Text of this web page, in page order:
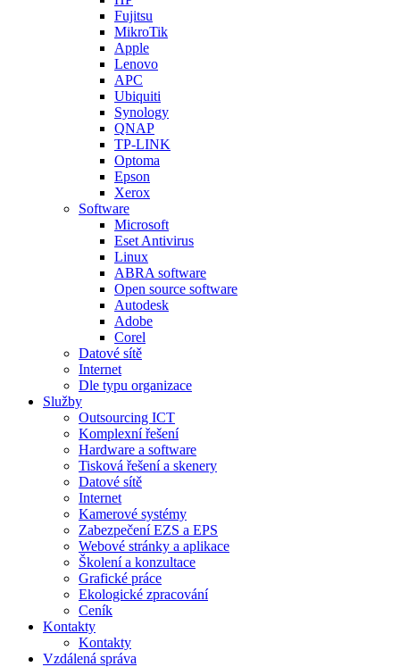
Fujitsu
MikroTik
Apple
Lenovo
APC
Ubiquiti
Synology
QNAP
TP-LINK
Optoma
Epson
Xerox
Software
Microsoft
Eset Antivirus
Linux
ABRA software
Open source software
Autodesk
Adobe
Corel
Datové sítě
Internet
Dle typu organizace
Služby
Outsourcing ICT
Komplexní řešení
Hardware a software
Tisková řešení a skenery
Datové sítě
Internet
Kamerové systémy
Zabezpečení EZS a EPS
Webové stránky a aplikace
Školení a konzultace
Grafické práce
Ekologické zpracování
Ceník
Kontakty
Kontakty
Vzdálená správa